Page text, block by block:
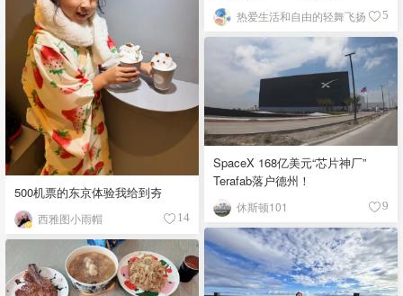
热爱生活和自由的轻舞飞扬 5
500机票的东京体验我给到夯
西雅图小雨帽 14
SpaceX 168亿美元“芯片神厂”
Terafab落户德州！
休斯顿101 9